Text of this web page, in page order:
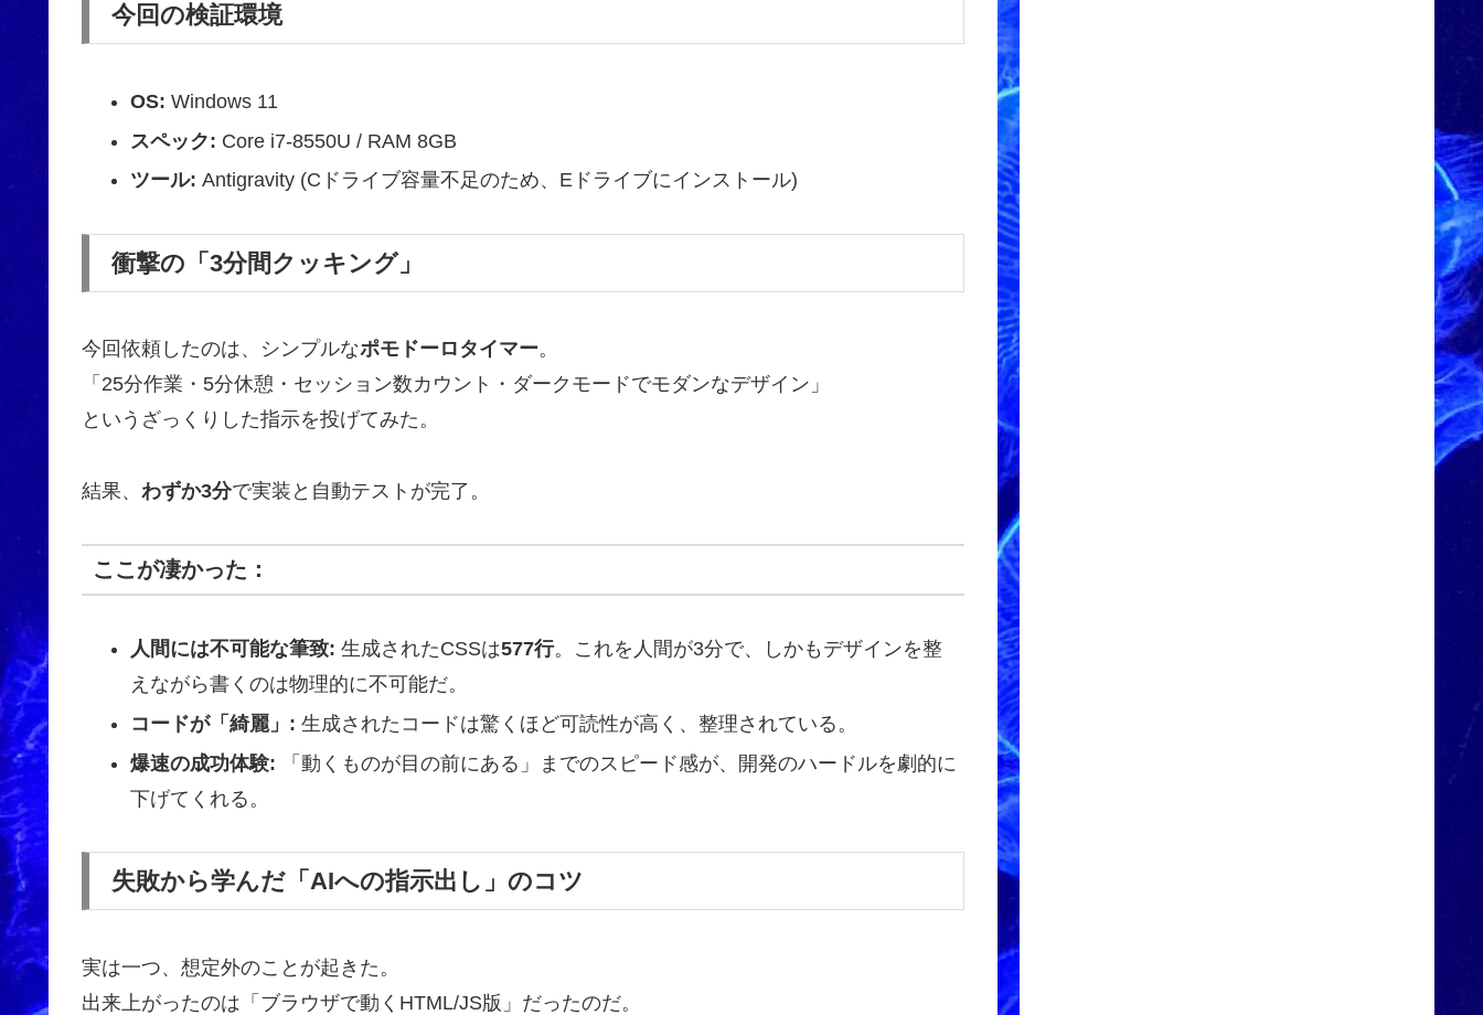
今回の検証環境
OS: Windows 11
スペック: Core i7-8550U / RAM 8GB
ツール: Antigravity (Cドライブ容量不足のため、Eドライブにインストール)
衝撃の「3分間クッキング」
今回依頼したのは、シンプルなポモドーロタイマー。
「25分作業・5分休憩・セッション数カウント・ダークモードでモダンなデザイン」
というざっくりした指示を投げてみた。
結果、 わずか3分で実装と自動テストが完了。
ここが凄かった：
人間には不可能な筆致: 生成されたCSSは577行。これを人間が3分で、しかもデザインを整
えながら書くのは物理的に不可能だ。
コードが「綺麗」: 生成されたコードは驚くほど可読性が高く、整理されている。
爆速の成功体験: 「動くものが目の前にある」までのスピード感が、開発のハードルを劇的に
下げてくれる。
失敗から学んだ「AIへの指示出し」のコツ
実は一つ、想定外のことが起きた。
出来上がったのは「ブラウザで動くHTML/JS版」だったのだ。